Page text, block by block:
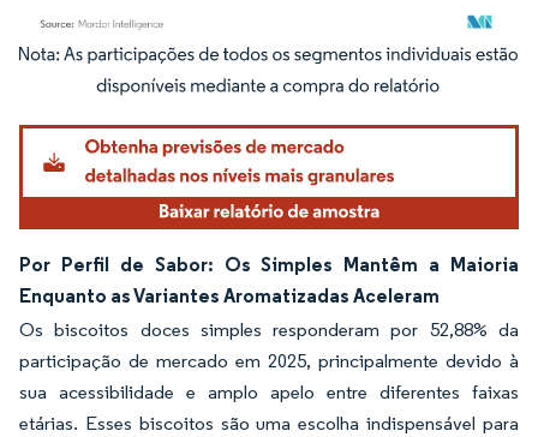
Imagem © Mordor Intelligence. O reuso requer atribuição conforme CC BY 4.0.
Por Perfil de Sabor: Os Simples Mantêm a Maioria
Enquanto as Variantes Aromatizadas Aceleram
Os biscoitos doces simples responderam por 52,88% da
participação de mercado em 2025, principalmente devido à
sua acessibilidade e amplo apelo entre diferentes faixas
etárias. Esses biscoitos são uma escolha indispensável para